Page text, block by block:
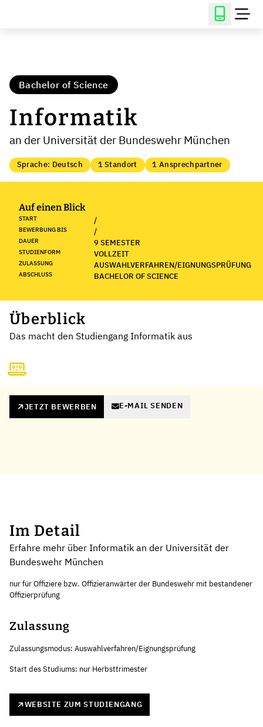
Bachelor of Science
Informatik
an der Universität der Bundeswehr München
Sprache: Deutsch 1 Standort 1 Ansprechpartner
Auf einen Blick
START /
BEWERBUNG BIS /
DAUER 9 SEMESTER
STUDIENFORM VOLLZEIT
ZULASSUNG AUSWAHLVERFAHREN/EIGNUNGSPRÜFUNG
ABSCHLUSS BACHELOR OF SCIENCE
Überblick
Das macht den Studiengang Informatik aus
JETZT BEWERBEN E-MAIL SENDEN
Im Detail
Erfahre mehr über Informatik an der Universität der
Bundeswehr München
nur für Offiziere bzw. Offizieranwärter der Bundeswehr mit bestandener
Offizierprüfung
Zulassung
Zulassungsmodus: Auswahlverfahren/Eignungsprüfung
Start des Studiums: nur Herbsttrimester
WEBSITE ZUM STUDIENGANG